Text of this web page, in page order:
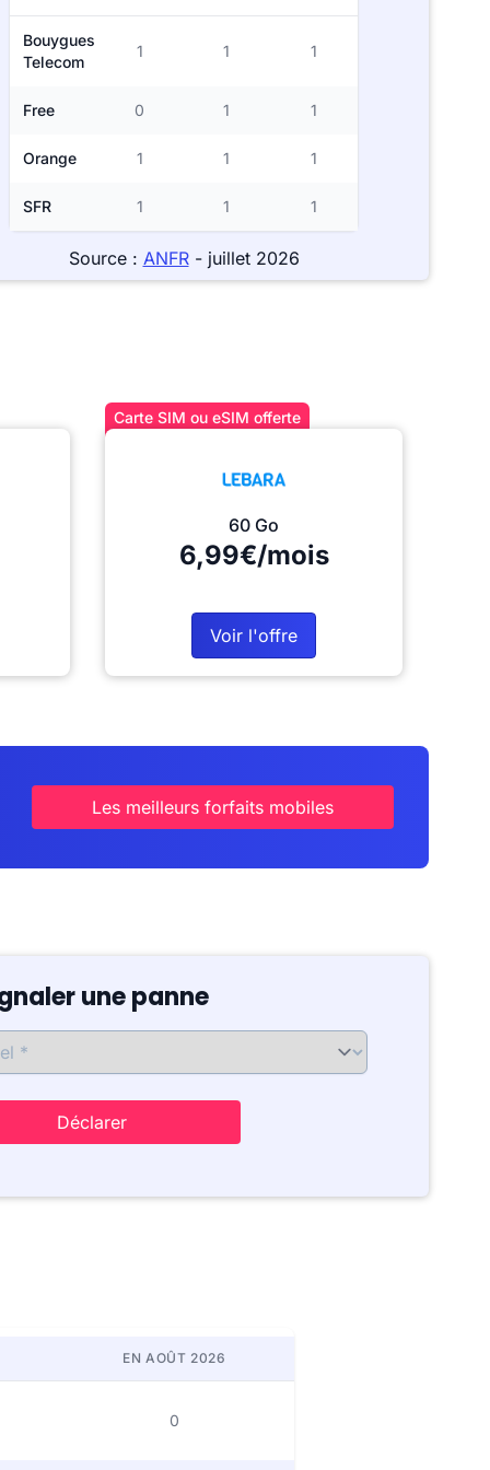
Bouygues
Telecom
1 1 1
Free 0 1 1
Orange 1 1 1
SFR 1 1 1
Source : ANFR- juillet 2026
Carte SIM ou eSIM offerte
60 Go
6,99€/mois
Voir l'offre
Les meilleurs forfaits mobiles
une panne
Déclarer
EN AOÛT 2026
0